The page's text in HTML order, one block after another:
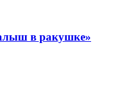
в ракушке»